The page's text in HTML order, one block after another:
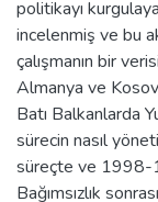
politikayı
incelenmiş ve bu
çalışmanın bir
Almanya ve
Batı Balkanlarda
sürecin nasıl
süreçte ve 1998-
Bağımsızlık